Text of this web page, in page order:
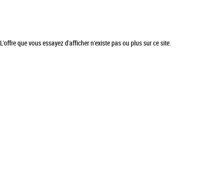
L'offre que vous essayez d'afficher n'existe pas ou plus sur ce site.